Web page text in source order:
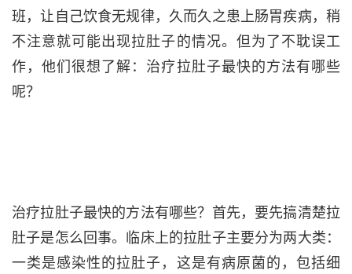
班，让自己饮食无规律，久而久之患上肠胃疾病，稍
不注意就可能出现拉肚子的情况。但为了不耽误工
作，他们很想了解：治疗拉肚子最快的方法有哪些
呢？
治疗拉肚子最快的方法有哪些？首先，要先搞清楚拉
肚子是怎么回事。临床上的拉肚子主要分为两大类：
一类是感染性的拉肚子，这是有病原菌的，包括细